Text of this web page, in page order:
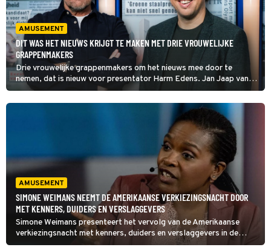
AMUSEMENT
DIT WAS HET NIEUWS KRIJGT TE MAKEN MET DRIE VROUWELIJKE
GRAPPENMAKERS
Drie vrouwelijke grappenmakers om het nieuws mee door te
nemen, dat is nieuw voor presentator Harm Edens. Jan Jaap van
der Wal krijgt in Dit Was het Nieuws versterking van Lucinda
Sedoc. Ze nemen het op tegen Yentl Schieman en Christine de
AMUSEMENT
SIMONE WEIMANS NEEMT DE AMERIKAANSE VERKIEZINGSNACHT DOOR
MET KENNERS, DUIDERS EN VERSLAGGEVERS
Simone Weimans presenteert het vervolg van de Amerikaanse
verkiezingsnacht met kenners, duiders en verslaggevers in de
Verenigde Staten. Vier jaar geleden werd pas laat duidelijk dat Joe